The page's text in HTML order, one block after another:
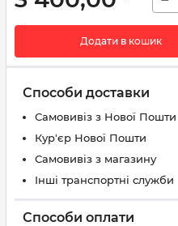
Додати в кошик
Способи доставки
Самовивіз з Нової Пошти
Кур'єр Нової Пошти
Самовивіз з магазину
Інші транспортні служби
Способи оплати